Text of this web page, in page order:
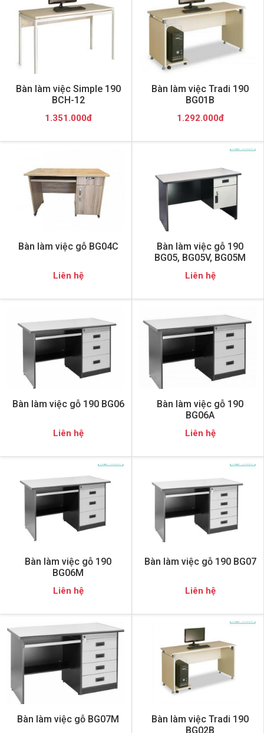
Bàn làm việc Simple 190
BCH-12
1.351.000đ
Bàn làm việc Tradi 190
BG01B
1.292.000đ
Bàn làm việc gỗ BG04C
Liên hệ
Bàn làm việc gỗ 190
BG05, BG05V, BG05M
Liên hệ
Bàn làm việc gỗ 190 BG06
Liên hệ
Bàn làm việc gỗ 190
BG06A
Liên hệ
Bàn làm việc gỗ 190
BG06M
Liên hệ
Bàn làm việc gỗ 190 BG07
Liên hệ
Bàn làm việc gỗ BG07M
Bàn làm việc Tradi 190
BG02B